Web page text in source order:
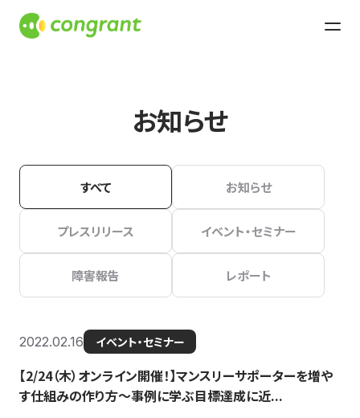
お知らせ
すべて お知らせ
プレスリリース イベント・セミナー
障害報告 レポート
2022.02.16 イベント・セミナー
【2/24（木）オンライン開催！】マンスリーサポーターを増や
す仕組みの作り方〜事例に学ぶ目標達成に近...